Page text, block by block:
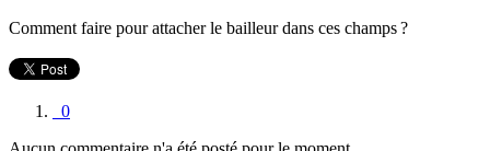
Comment faire pour attacher le bailleur dans ces champs ?
0